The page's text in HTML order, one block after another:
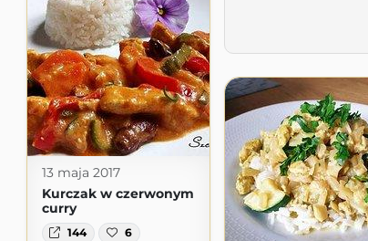
13 maja 2017
Kurczak w czerwonym
curry
144 6